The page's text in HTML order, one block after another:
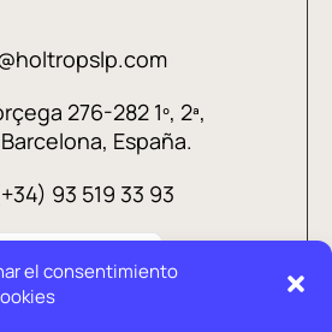
el consentimiento
276-282 1º, 2ª,
España.
93 519 33 93